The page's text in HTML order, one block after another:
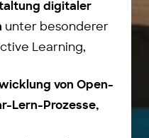
digitaler
unter besonderer
Learning,
von Open-
Lern-Prozesse,